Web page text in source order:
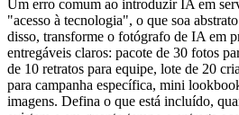
Um erro comum ao introduzir IA em
"acesso à tecnologia", o que soa
disso, transforme o fotógrafo de IA em
entregáveis claros: pacote de 30 fotos
de 10 retratos para equipe, lote de 20
para campanha específica, mini
imagens. Defina o que está incluído,